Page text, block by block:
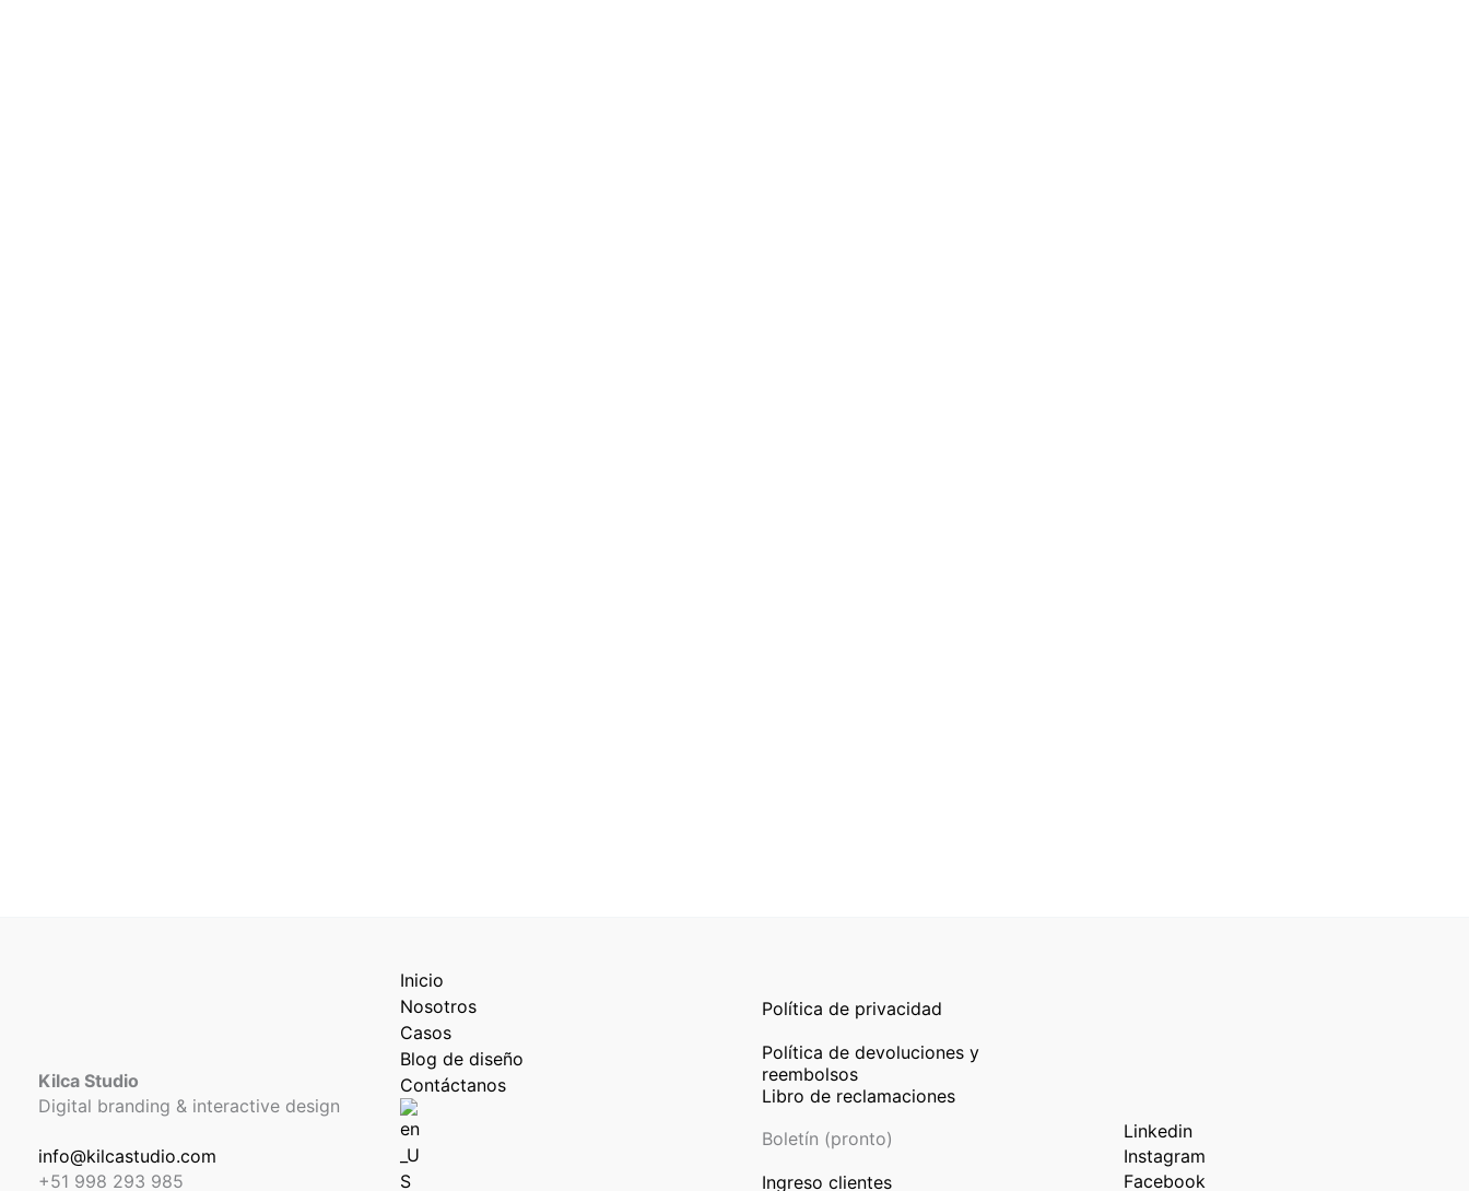
Kilca Studio
Digital branding & interactive design
info@kilcastudio.com
+51 998 293 985
Inicio
Nosotros
Casos
Blog de diseño
Contáctanos
Política de privacidad
Política de devoluciones y
reembolsos
Libro de reclamaciones
Boletín (pronto)
Ingreso clientes
Linkedin
Instagram
Facebook